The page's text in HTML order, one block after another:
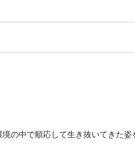
の中で順応して生き抜いてきた